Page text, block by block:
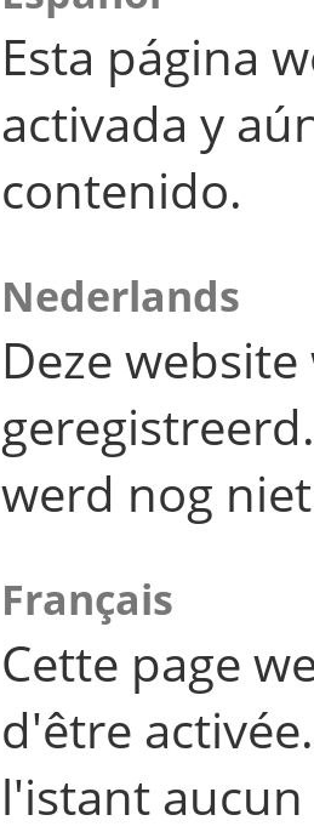
Esta página
activada y
contenido.
Nederlands
Deze
werd nog
Français
Cette page
d'être
l'istant